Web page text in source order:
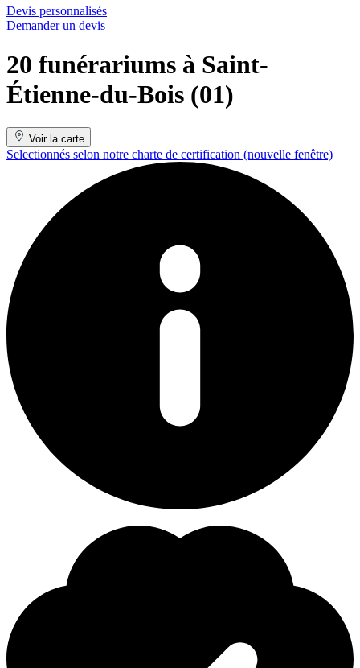
Devis personnalisés
Demander un devis
20 funérariums à Saint-
Étienne-du-Bois (01)
Voir la carte
Selectionnés selon notre charte de certification (nouvelle fenêtre)